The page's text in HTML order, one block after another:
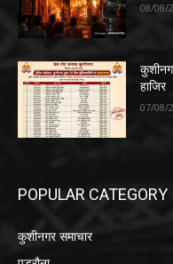
08/08/
हाजिर
07/08/
POPULAR CATEGORY
कुशीनगर समाचार